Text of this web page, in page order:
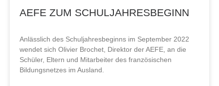
AEFE ZUM SCHULJAHRESBEGINN
Anlässlich des Schuljahresbeginns im September 2022
wendet sich Olivier Brochet, Direktor der AEFE, an die
Schüler, Eltern und Mitarbeiter des französischen
Bildungsnetzes im Ausland.